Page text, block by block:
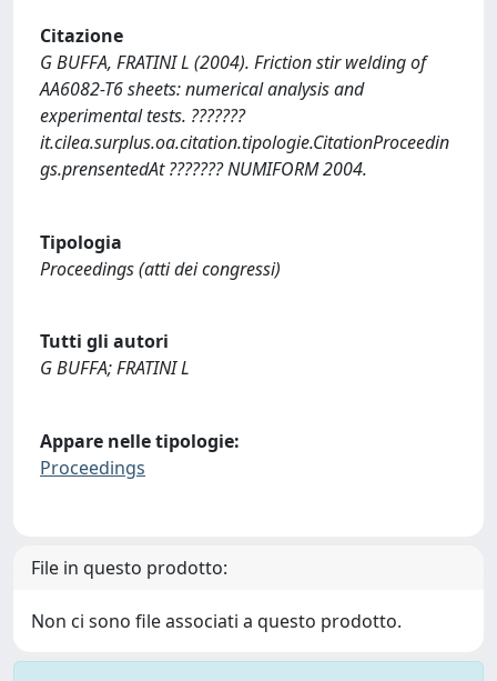
Citazione
G BUFFA, FRATINI L (2004). Friction stir welding of
AA6082-T6 sheets: numerical analysis and
experimental tests. ???????
it.cilea.surplus.oa.citation.tipologie.CitationProceedin
gs.prensentedAt ??????? NUMIFORM 2004.
Tipologia
Proceedings (atti dei congressi)
Tutti gli autori
G BUFFA; FRATINI L
Appare nelle tipologie:
Proceedings
File in questo prodotto:
Non ci sono file associati a questo prodotto.